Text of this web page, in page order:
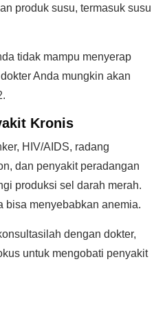
produk susu, termasuk susu
tidak mampu menyerap
Anda mungkin akan
Kronis
HIV/AIDS, radang
dan penyakit peradangan
produksi sel darah merah.
bisa menyebabkan anemia.
dengan dokter,
untuk mengobati penyakit